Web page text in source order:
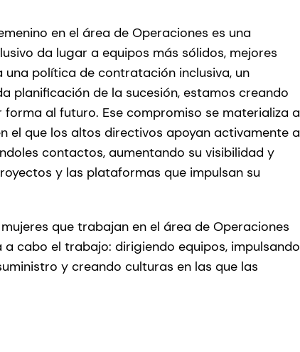
en el área de Operaciones es una
da lugar a equipos más sólidos, mejores
política de contratación inclusiva, un
planificación de la sucesión, estamos creando
al futuro. Ese compromiso se materializa a
el que los altos directivos apoyan activamente a
contactos, aumentando su visibilidad y
y las plataformas que impulsan su
que trabajan en el área de Operaciones
cabo el trabajo: dirigiendo equipos, impulsando
y creando culturas en las que las